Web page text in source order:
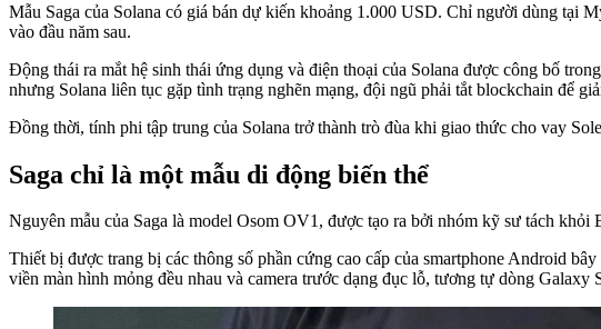
Mẫu Saga của Solana có giá bán dự kiến khoảng 1.000 USD. Chỉ người dùng tại
vào đầu năm sau.
Động thái ra mắt hệ sinh thái ứng dụng và điện thoại của Solana được công bố
nhưng Solana liên tục gặp tình trạng nghẽn mạng, đội ngũ phải tắt blockchain để
Đồng thời, tính phi tập trung của Solana trở thành trò đùa khi giao thức cho vay
Saga chỉ là một mẫu di động biến thể
Nguyên mẫu của Saga là model Osom OV1, được tạo ra bởi nhóm kỹ sư tách
Thiết bị được trang bị các thông số phần cứng cao cấp của smartphone Android
viền màn hình mỏng đều nhau và camera trước dạng đục lỗ, tương tự dòng Galaxy